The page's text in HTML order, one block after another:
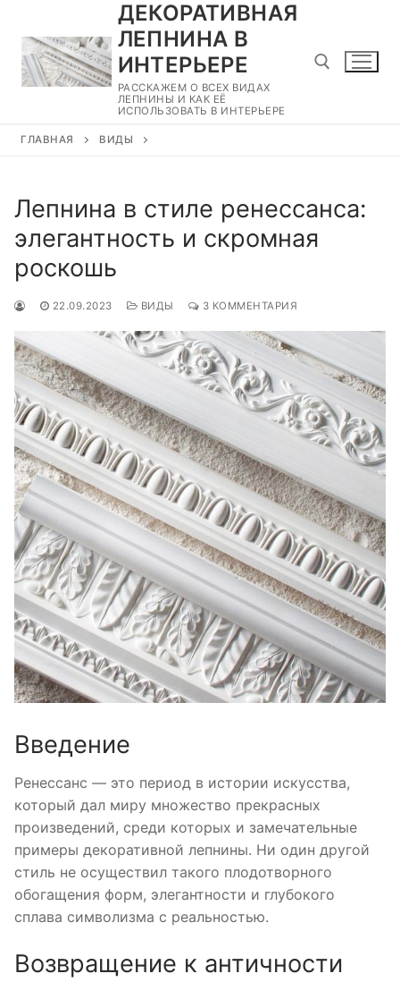
содержимому
ДЕКОРАТИВНАЯ
ЛЕПНИНА В
ИНТЕРЬЕРЕ
РАССКАЖЕМ О ВСЕХ ВИДАХ
ЛЕПНИНЫ И КАК ЕЁ
ИСПОЛЬЗОВАТЬ В ИНТЕРЬЕРЕ
ГЛАВНАЯ ВИДЫ
Лепнина в стиле ренессанса:
элегантность и скромная
роскошь
22.09.2023 ВИДЫ 3 КОММЕНТАРИЯ
Введение
Ренессанс — это период в истории искусства,
который дал миру множество прекрасных
произведений, среди которых и замечательные
примеры декоративной лепнины. Ни один другой
стиль не осуществил такого плодотворного
обогащения форм, элегантности и глубокого
сплава символизма с реальностью.
Возвращение к античности